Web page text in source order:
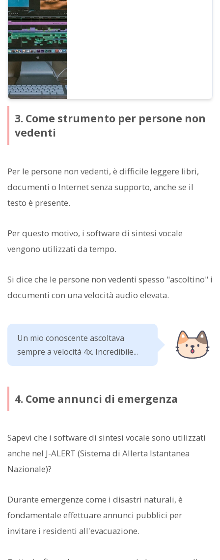
3. Come strumento per persone non
vedenti
Per le persone non vedenti, è difficile leggere libri,
documenti o Internet senza supporto, anche se il
testo è presente.
Per questo motivo, i software di sintesi vocale
vengono utilizzati da tempo.
Si dice che le persone non vedenti spesso "ascoltino" i
documenti con una velocità audio elevata.
Un mio conoscente ascoltava
sempre a velocità 4x. Incredibile...
4. Come annunci di emergenza
Sapevi che i software di sintesi vocale sono utilizzati
anche nel J-ALERT (Sistema di Allerta Istantanea
Nazionale)?
Durante emergenze come i disastri naturali, è
fondamentale effettuare annunci pubblici per
invitare i residenti all'evacuazione.